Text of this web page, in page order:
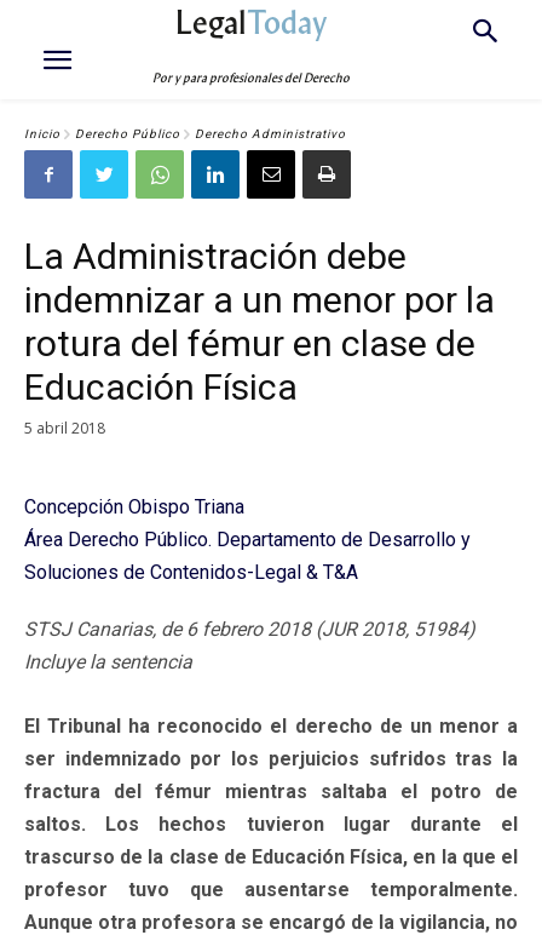
LegalToday
Por y para profesionales del Derecho
Inicio Derecho Público Derecho Administrativo
La Administración debe
indemnizar a un menor por la
rotura del fémur en clase de
Educación Física
5 abril 2018
Concepción Obispo Triana
Área Derecho Público. Departamento de Desarrollo y
Soluciones de Contenidos-Legal & T&A
STSJ Canarias, de 6 febrero 2018 (JUR 2018, 51984)
Incluye la sentencia
El Tribunal ha reconocido el derecho de un menor a
ser indemnizado por los perjuicios sufridos tras la
fractura del fémur mientras saltaba el potro de
saltos. Los hechos tuvieron lugar durante el
trascurso de la clase de Educación Física, en la que el
profesor tuvo que ausentarse temporalmente.
Aunque otra profesora se encargó de la vigilancia, no